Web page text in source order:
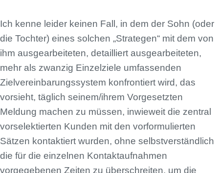
Ich kenne leider keinen Fall, in dem der Sohn (oder
die Tochter) eines solchen „Strategen“ mit dem von
ihm ausgearbeiteten, detailliert ausgearbeiteten,
mehr als zwanzig Einzelziele umfassenden
Zielvereinbarungssystem konfrontiert wird, das
vorsieht, täglich seinem/ihrem Vorgesetzten
Meldung machen zu müssen, inwieweit die zentral
vorselektierten Kunden mit den vorformulierten
Sätzen kontaktiert wurden, ohne selbstverständlich
die für die einzelnen Kontaktaufnahmen
vorgegebenen Zeiten zu überschreiten, um die